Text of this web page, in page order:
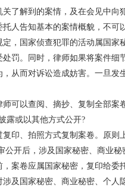
了解到的案情，及在会见中
人告知基本的案情概貌，不可
，国家侦查犯罪的活动属国
罚。同时，律师如果将案件
从而对诉讼造成妨害。一旦发
可以查阅、摘抄、复制全部
露或以其他方式公开?
印、拍照方式复制案卷。原
公开后，涉及国家秘密、商业
案卷应属国家秘密，复印给
及国家秘密、商业秘密、个